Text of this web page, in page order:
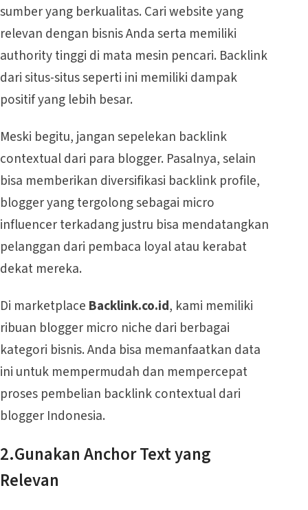
sumber yang berkualitas. Cari website yang
relevan dengan bisnis Anda serta memiliki
authority tinggi di mata mesin pencari. Backlink
dari situs-situs seperti ini memiliki dampak
positif yang lebih besar.
Meski begitu, jangan sepelekan backlink
contextual dari para blogger. Pasalnya, selain
bisa memberikan diversifikasi backlink profile,
blogger yang tergolong sebagai micro
influencer terkadang justru bisa mendatangkan
pelanggan dari pembaca loyal atau kerabat
dekat mereka.
Di marketplace Backlink.co.id, kami memiliki
ribuan blogger micro niche dari berbagai
kategori bisnis. Anda bisa memanfaatkan data
ini untuk mempermudah dan mempercepat
proses pembelian backlink contextual dari
blogger Indonesia.
2.Gunakan Anchor Text yang
Relevan